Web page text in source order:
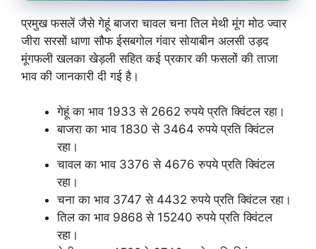
प्रमुख फसलें जैसे गेहूं बाजरा चावल चना तिल मेथी मूंग मोठ ज्वार
जीरा सरसों धाणा सौफ ईसबगोल गंवार सोयाबीन अलसी उड़द
मूंगफली खलका खेड़ली सहित कई प्रकार की फसलों की ताजा
भाव की जानकारी दी गई है।
गेहूं का भाव 1933 से 2662 रुपये प्रति क्विंटल रहा।
बाजरा का भाव 1830 से 3464 रुपये प्रति क्विंटल
रहा।
चावल का भाव 3376 से 4676 रुपये प्रति क्विंटल
रहा।
चना का भाव 3747 से 4432 रुपये प्रति क्विंटल रहा।
तिल का भाव 9868 से 15240 रुपये प्रति क्विंटल
रहा।